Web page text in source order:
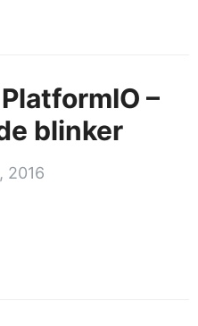
–
blinker
2016